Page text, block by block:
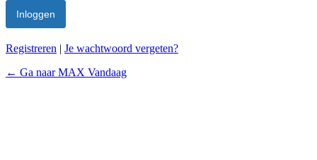
Registreren | Je wachtwoord vergeten?
← Ga naar MAX Vandaag